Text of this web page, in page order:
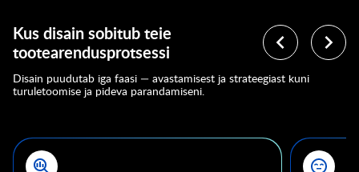
Kus disain sobitub teie
tootearendusprotsessi
Disain puudutab iga faasi — avastamisest ja strateegiast kuni
turuletoomise ja pideva parandamiseni.